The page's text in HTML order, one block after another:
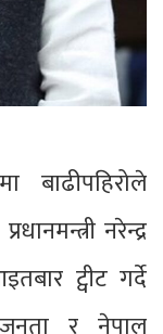
नरेन्द्र
ट्वीट गर्दे